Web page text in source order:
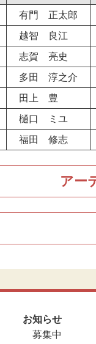
有門 正太郎
越智 良江
志賀 亮史
多田 淳之介
田上 豊
樋口 ミユ
福田 修志
アー
お知らせ
募集中